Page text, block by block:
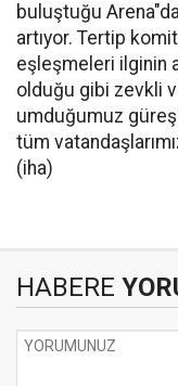
buluştuğu
artıyor. Tertip
eşleşmeleri ilginin
olduğu gibi zevkli
umduğumuz
tüm
(iha)
HABERE